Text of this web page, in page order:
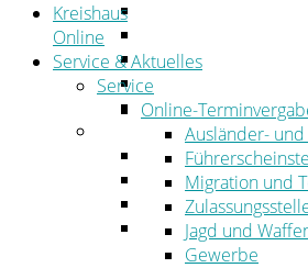
Ansprechpersonen
Formulare
Öffnungszeiten
Aktuelles
Stellenangebote
Azubiportal
Pressemitteilungen
Bekanntmachungen
Zustellungen
Kreishaus
Online
Service & Aktuelles
Service
Online-
Ausländer-
Migration und
Jagd und
Gewerbe